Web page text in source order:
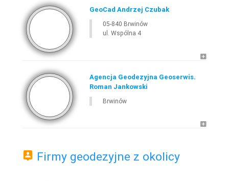
GeoCad Andrzej Czubak
05-840 Brwinów
ul. Wspólna 4
Agencja Geodezyjna Geoserwis.
Roman Jankowski
Brwinów
Firmy geodezyjne z okolicy